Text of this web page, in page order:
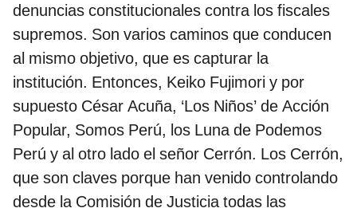
denuncias constitucionales contra los fiscales
supremos. Son varios caminos que conducen
al mismo objetivo, que es capturar la
institución. Entonces, Keiko Fujimori y por
supuesto César Acuña, ‘Los Niños’ de Acción
Popular, Somos Perú, los Luna de Podemos
Perú y al otro lado el señor Cerrón. Los Cerrón,
que son claves porque han venido controlando
desde la Comisión de Justicia todas las